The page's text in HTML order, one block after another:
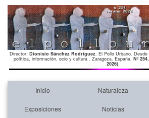
Director: Dionisio Sánchez Rodríguez. El Pollo Urbano.
política, información, ocio y cultura . Zaragoza. España. Nº
2026).
Inicio Naturaleza
Exposiciones Noticias